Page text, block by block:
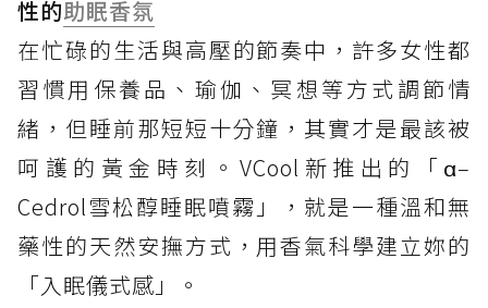
性的助眠香氛
在忙碌的生活與高壓的節奏中，許多女性都
習慣用保養品、瑜伽、冥想等方式調節情
緒，但睡前那短短十分鐘，其實才是最該被
呵護的黃金時刻。VCool新推出的「α–
Cedrol雪松醇睡眠噴霧」，就是一種溫和無
藥性的天然安撫方式，用香氣科學建立妳的
「入眠儀式感」。